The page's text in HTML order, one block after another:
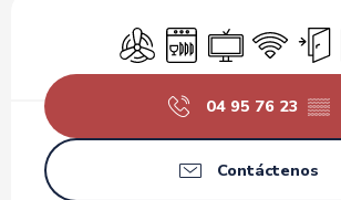
Aire Acondicionado
LavavajillasTelevisión
Wifi
04 95 76 23 ▒▒
Contáctenos